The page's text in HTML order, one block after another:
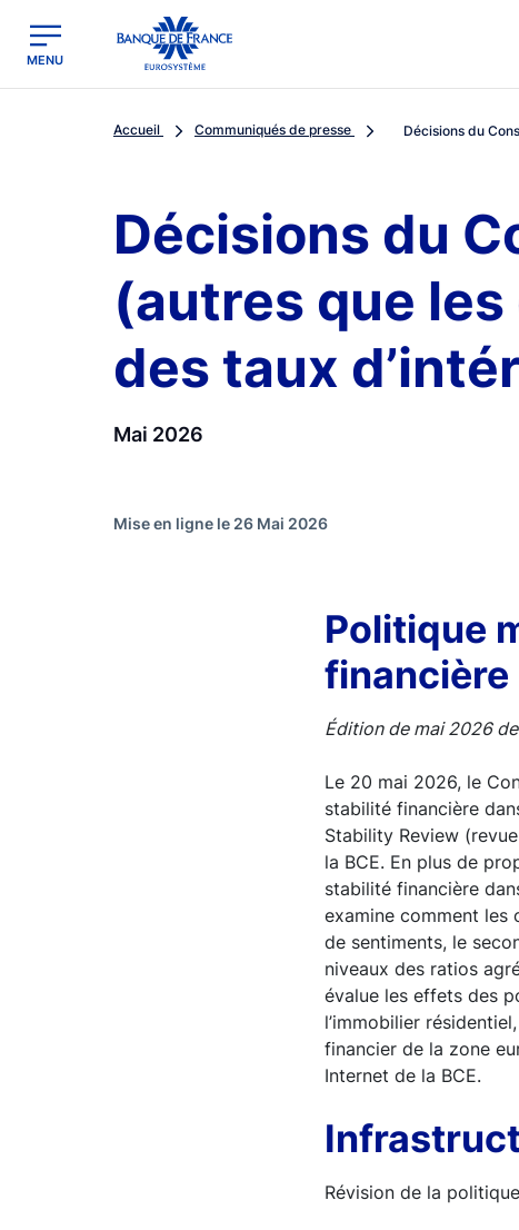
Banque de France - Menu Principal
MENU
Accueil Communiqués de presse Décisions du
Décisions du
(autres que
des taux
Mai 2026
Mise en ligne le 26 Mai 2026
Politique
financière
Édition de mai 2026
Le 20 mai 2026, le
stabilité financière
Stability Review
la BCE. En plus de
stabilité financière
examine comment les
de sentiments, le
niveaux des ratios
évalue les effets des
l’immobilier
financier de la zone
Internet de la BCE.
Révision de la